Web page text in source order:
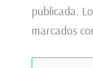
publicada.
marcados